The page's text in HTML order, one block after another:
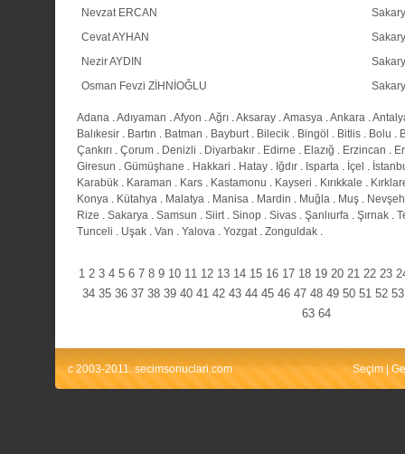
Nevzat ERCAN
Cevat AYHAN
Nezir AYDIN
Osman Fevzi ZİHNİOĞLU
Adana .Adıyaman .Afyon .Ağrı .Aksaray .Amasya .Ankara .
Balıkesir . Bartın . Batman . Bayburt. Bilecik . Bingöl . Bitlis . Bolu .
Çankırı . Çorum . Denizli . Diyarbakır . Edirne . Elazığ . Erzincan .
Giresun . Gümüşhane . Hakkari . Hatay . Iğdır . Isparta . İçel .
Karabük . Karaman . Kars . Kastamonu . Kayseri . Kırıkkale .
Konya . Kütahya . Malatya . Manisa . Mardin . Muğla . Muş .
Rize . Sakarya . Samsun . Siirt. Sinop . Sivas . Şanlıurfa . Şırnak .
Tunceli . Uşak . Van . Yalova . Yozgat. Zonguldak .
1 2 3 4 5 6 7 8 9 10 11 12 13 14 15 16 17 18 19 20 21 22 23
34 35 36 37 38 39 40 41 42 43 44 45 46 47 48 49 50 51 52 53
63 64
c 2003-2011. secimsonuclari.com Seçim |